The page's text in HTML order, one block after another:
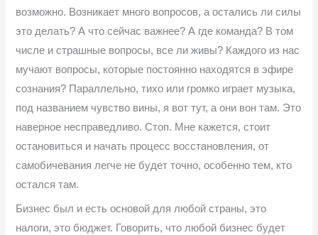
возможно. Возникает много вопросов, а остались ли силы
это делать? А что сейчас важнее? А где команда? В том
числе и страшные вопросы, все ли живы? Каждого из нас
мучают вопросы, которые постоянно находятся в эфире
сознания? Параллельно, тихо или громко играет музыка,
под названием чувство вины, я вот тут, а они вон там. Это
наверное несправедливо. Стоп. Мне кажется, стоит
остановиться и начать процесс восстановления, от
самобичевания легче не будет точно, особенно тем, кто
остался там.
Бизнес был и есть основой для любой страны, это
налоги, это бюджет. Говорить, что любой бизнес будет